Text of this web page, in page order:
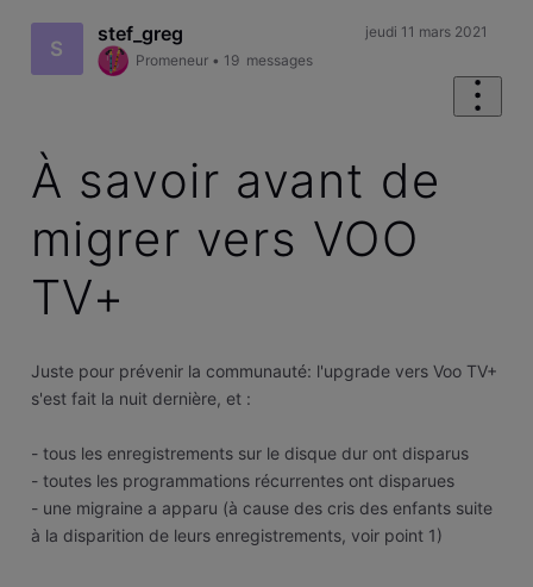
S
stef_greg
Promeneur • 19 messages
jeudi 11 mars 2021
À savoir avant de
migrer vers VOO
TV+
Juste pour prévenir la communauté: l'upgrade vers Voo TV+
s'est fait la nuit dernière, et :
- tous les enregistrements sur le disque dur ont disparus
- toutes les programmations récurrentes ont disparues
- une migraine a apparu (à cause des cris des enfants suite
à la disparition de leurs enregistrements, voir point 1)